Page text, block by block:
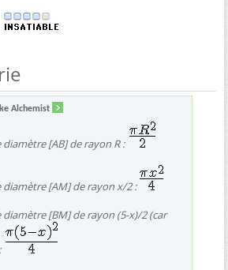
Alchemist
[AB] de rayon R :
diamètre [AM] de rayon x/2 :
diamètre [BM] de rayon (5-x)/2 (car